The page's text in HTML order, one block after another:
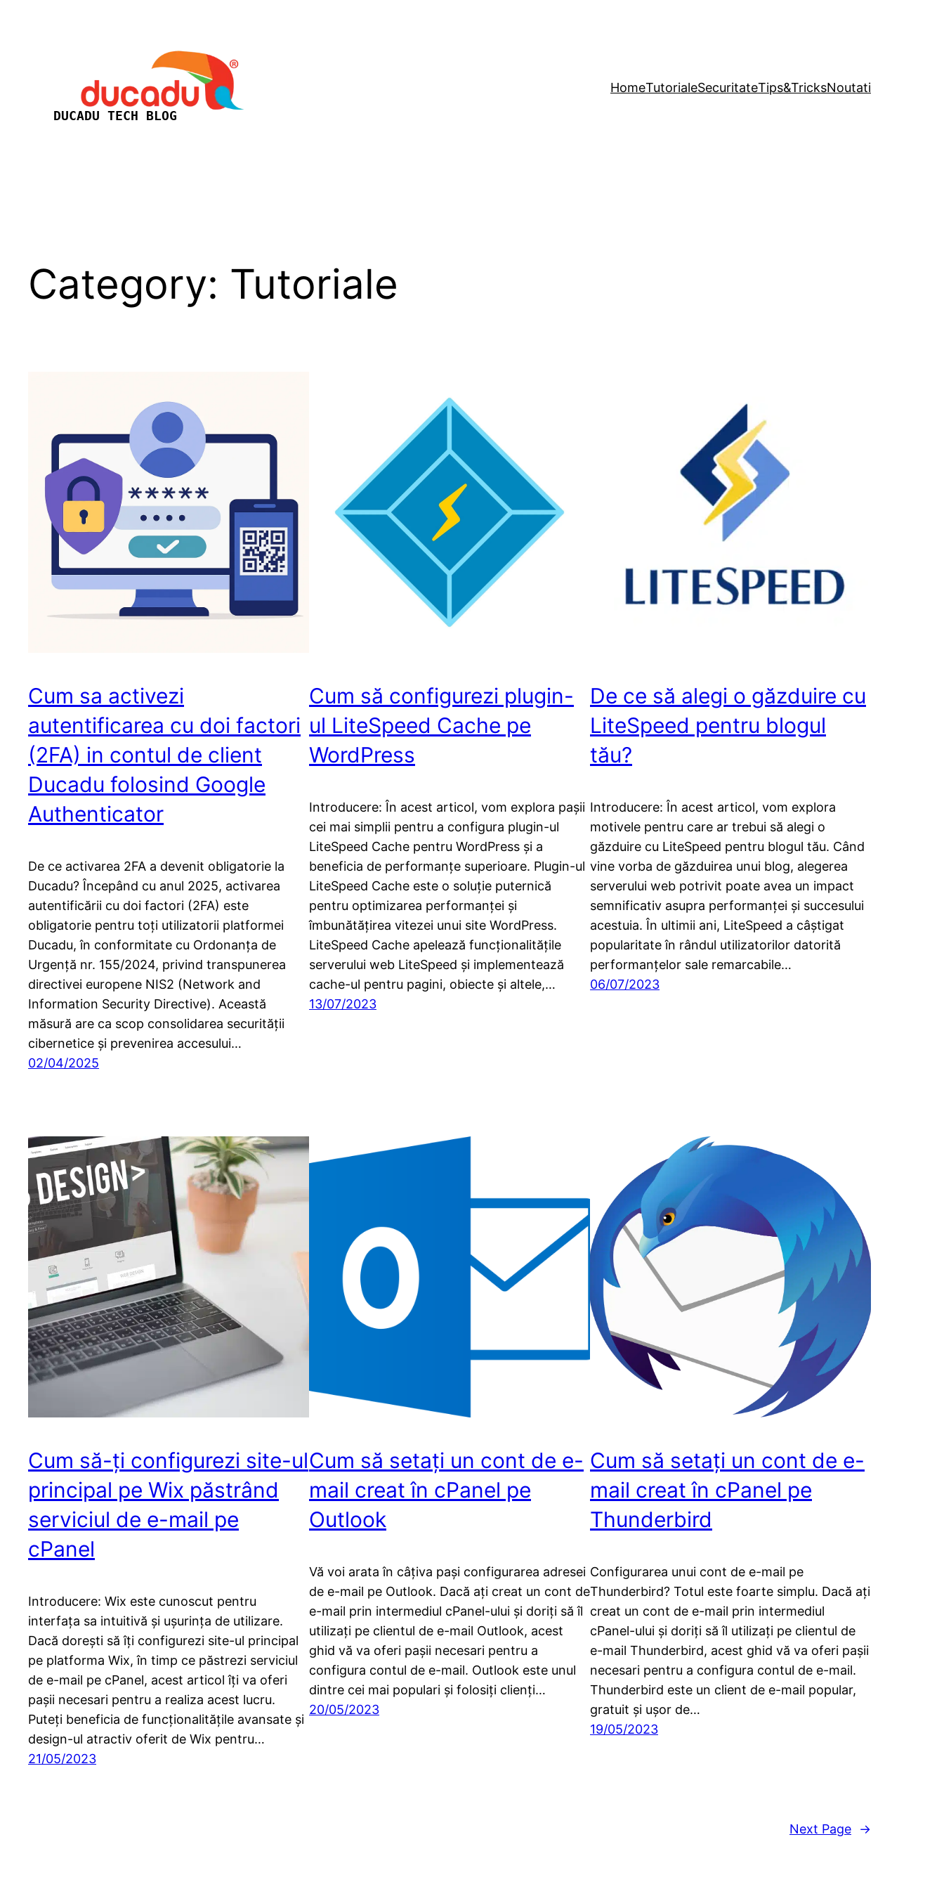
DUCADU TECH BLOG
HomeTutorialeSecuritateTips&TricksNoutati
Category: Tutoriale
Cum sa activezi
autentificarea cu doi factori
(2FA) in contul de client
Ducadu folosind Google
Authenticator
De ce activarea 2FA a devenit obligatorie la
Ducadu? Începând cu anul 2025, activarea
autentificării cu doi factori (2FA) este
obligatorie pentru toți utilizatorii platformei
Ducadu, în conformitate cu Ordonanța de
Urgență nr. 155/2024, privind transpunerea
directivei europene NIS2 (Network and
Information Security Directive). Această
măsură are ca scop consolidarea securității
cibernetice și prevenirea accesului…
02/04/2025
Cum să configurezi plugin-
ul LiteSpeed Cache pe
WordPress
Introducere: În acest articol, vom explora pașii
cei mai simplii pentru a configura plugin-ul
LiteSpeed Cache pentru WordPress și a
beneficia de performanțe superioare. Plugin-ul
LiteSpeed Cache este o soluție puternică
pentru optimizarea performanței și
îmbunătățirea vitezei unui site WordPress.
LiteSpeed Cache apelează funcționalitățile
serverului web LiteSpeed și implementează
cache-ul pentru pagini, obiecte și altele,…
13/07/2023
De ce să alegi o găzduire cu
LiteSpeed pentru blogul
tău?
Introducere: În acest articol, vom explora
motivele pentru care ar trebui să alegi o
găzduire cu LiteSpeed pentru blogul tău. Când
vine vorba de găzduirea unui blog, alegerea
serverului web potrivit poate avea un impact
semnificativ asupra performanței și succesului
acestuia. În ultimii ani, LiteSpeed a câștigat
popularitate în rândul utilizatorilor datorită
performanțelor sale remarcabile…
06/07/2023
Cum să-ți configurezi site-ul
principal pe Wix păstrând
serviciul de e-mail pe
cPanel
Introducere: Wix este cunoscut pentru
interfața sa intuitivă și ușurința de utilizare.
Dacă dorești să îți configurezi site-ul principal
pe platforma Wix, în timp ce păstrezi serviciul
de e-mail pe cPanel, acest articol îți va oferi
pașii necesari pentru a realiza acest lucru.
Puteți beneficia de funcționalitățile avansate și
design-ul atractiv oferit de Wix pentru…
21/05/2023
Cum să setați un cont de e-
mail creat în cPanel pe
Outlook
Vă voi arata în câțiva pași configurarea adresei
de e-mail pe Outlook. Dacă ați creat un cont de
e-mail prin intermediul cPanel-ului și doriți să îl
utilizați pe clientul de e-mail Outlook, acest
ghid vă va oferi pașii necesari pentru a
configura contul de e-mail. Outlook este unul
dintre cei mai populari și folosiți clienți…
20/05/2023
Cum să setați un cont de e-
mail creat în cPanel pe
Thunderbird
Configurarea unui cont de e-mail pe
Thunderbird? Totul este foarte simplu. Dacă ați
creat un cont de e-mail prin intermediul
cPanel-ului și doriți să îl utilizați pe clientul de
e-mail Thunderbird, acest ghid vă va oferi pașii
necesari pentru a configura contul de e-mail.
Thunderbird este un client de e-mail popular,
gratuit și ușor de…
19/05/2023
Next Page →